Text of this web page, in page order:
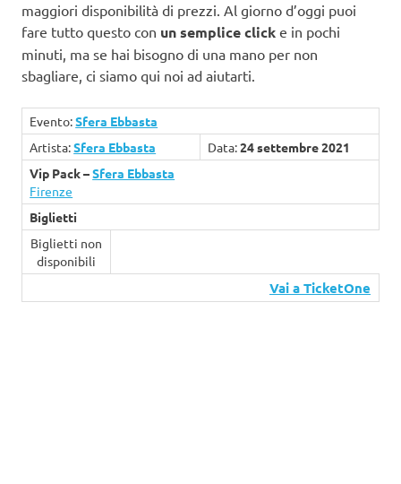
maggiori disponibilità di prezzi. Al giorno d’oggi puoi
fare tutto questo con un semplice click e in pochi
minuti, ma se hai bisogno di una mano per non
sbagliare, ci siamo qui noi ad aiutarti.
Evento:Sfera Ebbasta
Artista:Sfera Ebbasta Data:24 settembre 2021
Vip Pack –Sfera Ebbasta
Firenze
Biglietti
Biglietti non
disponibili
Vai a TicketOne